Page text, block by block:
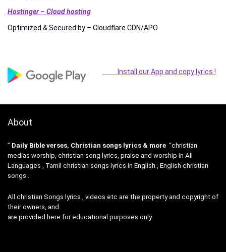
Hostinger – Cloud hosting
Optimized & Secured by – Cloudflare CDN/APO
Install our App and copy lyrics !
About
” Daily Bible verses, Christian songs lyrics & more “christian
medias worship, christian song lyrics, praise and worship in All
Languages , Tamil christian songs lyrics in English , English christian
songs .
All christian Songs lyrics , videos etc are the property and copyright of
their owners, and
are provided here for educational purposes only.